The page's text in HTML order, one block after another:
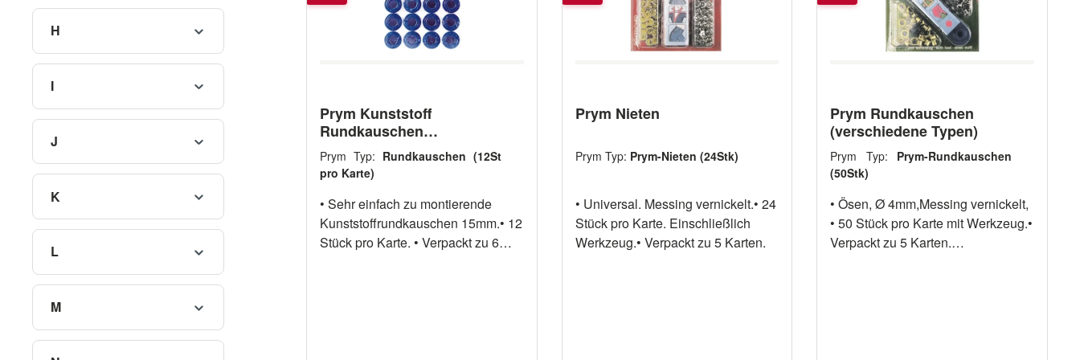
H
I
J
K
L
M
Prym Kunststoff
Rundkauschen
(verschiedene Typen)
Prym Typ: Rundkauschen (12St
pro Karte)
• Sehr einfach zu montierende
Kunststoffrundkauschen 15mm.• 12
Stück pro Karte. • Verpackt zu 6
Prym Nieten
Prym Typ: Prym-Nieten (24Stk)
• Universal. Messing vernickelt.• 24
Stück pro Karte. Einschließlich
Werkzeug.• Verpackt zu 5 Karten.
Prym Rundkauschen
(verschiedene Typen)
Prym Typ: Prym-Rundkauschen
(50Stk)
• Ösen, Ø 4mm,Messing vernickelt,
• 50 Stück pro Karte mit Werkzeug.•
Verpackt zu 5 Karten.